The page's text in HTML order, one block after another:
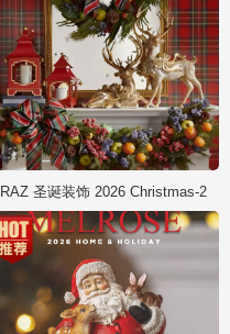
RAZ 圣诞装饰 2026 Christmas-2